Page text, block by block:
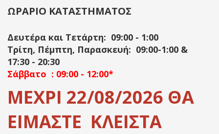
ΩΡΑΡΙΟ ΚΑΤΑΣΤΗΜΑΤΟΣ
Δευτέρα και Τετάρτη: 09:00 - 1:00
Τρίτη, Πέμπτη, Παρασκευή: 09:00-1:00 &
17:30 - 20:30
Σάββατο : 09:00 - 12:00*
ΜΕΧΡΙ 22/08/2026 ΘΑ
ΕΙΜΑΣΤΕ ΚΛΕΙΣΤΑ